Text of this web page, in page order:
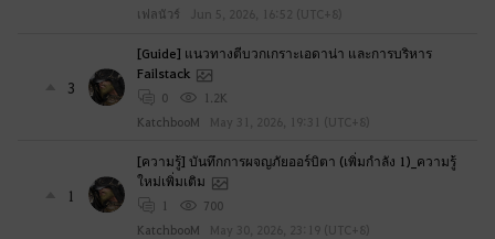
เฟลนัวร์
Jun 5, 2026, 16:52 (UTC+8)
3
[Guide] แนวทางตีบวกเกราะเอดาน่า และการบริหาร
Failstack
0
1.2K
KatchbooM
May 31, 2026, 19:31 (UTC+8)
1
[ความรู้] บันทึกการผจญภัยออร์บิตา (เพิ่มกำลัง 1)_ความรู้
ใหม่เพิ่มเติม
1
700
KatchbooM
May 30, 2026, 23:19 (UTC+8)